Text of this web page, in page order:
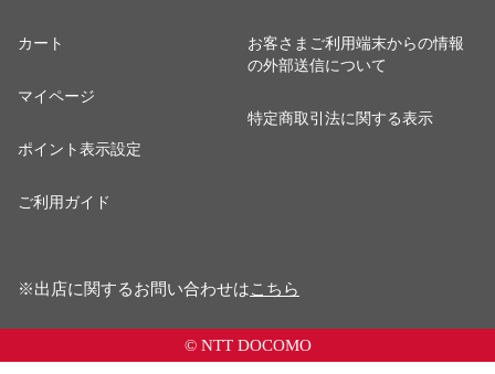
カート
マイページ
ポイント表示設定
ご利用ガイド
お客さまご利用端末からの情報
の外部送信について
特定商取引法に関する表示
※出店に関するお問い合わせはこちら
© NTT DOCOMO